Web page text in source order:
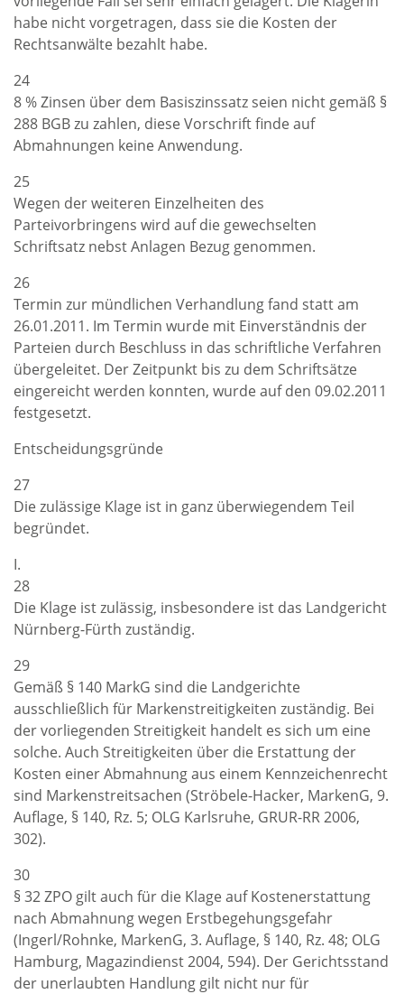
habe nicht vorgetragen, dass sie die Kosten der
Rechtsanwälte bezahlt habe.
24
8 % Zinsen über dem Basiszinssatz seien nicht gemäß §
288 BGB zu zahlen, diese Vorschrift finde auf
Abmahnungen keine Anwendung.
25
Wegen der weiteren Einzelheiten des
Parteivorbringens wird auf die gewechselten
Schriftsatz nebst Anlagen Bezug genommen.
26
Termin zur mündlichen Verhandlung fand statt am
26.01.2011. Im Termin wurde mit Einverständnis der
Parteien durch Beschluss in das schriftliche Verfahren
übergeleitet. Der Zeitpunkt bis zu dem Schriftsätze
eingereicht werden konnten, wurde auf den 09.02.2011
festgesetzt.
Entscheidungsgründe
27
Die zulässige Klage ist in ganz überwiegendem Teil
begründet.
I.
28
Die Klage ist zulässig, insbesondere ist das Landgericht
Nürnberg-Fürth zuständig.
29
Gemäß § 140 MarkG sind die Landgerichte
ausschließlich für Markenstreitigkeiten zuständig. Bei
der vorliegenden Streitigkeit handelt es sich um eine
solche. Auch Streitigkeiten über die Erstattung der
Kosten einer Abmahnung aus einem Kennzeichenrecht
sind Markenstreitsachen (Ströbele-Hacker, MarkenG, 9.
Auflage, § 140, Rz. 5; OLG Karlsruhe, GRUR-RR 2006,
302).
30
§ 32 ZPO gilt auch für die Klage auf Kostenerstattung
nach Abmahnung wegen Erstbegehungsgefahr
(Ingerl/Rohnke, MarkenG, 3. Auflage, § 140, Rz. 48; OLG
Hamburg, Magazindienst 2004, 594). Der Gerichtsstand
der unerlaubten Handlung gilt nicht nur für